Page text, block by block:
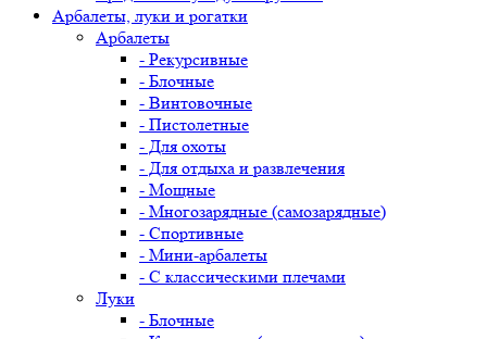
Арбалеты, луки и рогатки
Арбалеты
- Рекурсивные
- Блочные
- Винтовочные
- Пистолетные
- Для охоты
- Для отдыха и развлечения
- Мощные
- Многозарядные (самозарядные)
- Спортивные
- Мини-арбалеты
- С классическими плечами
Луки
- Блочные